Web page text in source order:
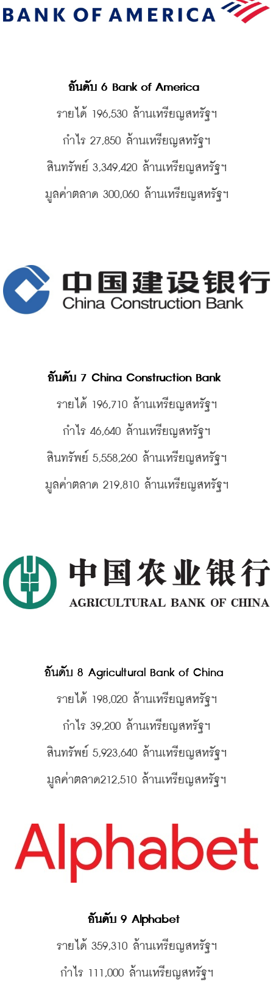
อันดับ 6 Bank of America
รายได้ 196,530 ล้านเหรียญสหรัฐฯ
กำไร 27,850 ล้านเหรียญสหรัฐฯ
สินทรัพย์ 3,349,420 ล้านเหรียญสหรัฐฯ
มูลค่าตลาด 300,060 ล้านเหรียญสหรัฐฯ
อันดับ 7 China Construction Bank
รายได้ 196,710 ล้านเหรียญสหรัฐฯ
กำไร 46,640 ล้านเหรียญสหรัฐฯ
สินทรัพย์ 5,558,260 ล้านเหรียญสหรัฐฯ
มูลค่าตลาด 219,810 ล้านเหรียญสหรัฐฯ
อันดับ 8 Agricultural Bank of China
รายได้ 198,020 ล้านเหรียญสหรัฐฯ
กำไร 39,200 ล้านเหรียญสหรัฐฯ
สินทรัพย์ 5,923,640 ล้านเหรียญสหรัฐฯ
มูลค่าตลาด212,510 ล้านเหรียญสหรัฐฯ
อันดับ 9 Alphabet
รายได้ 359,310 ล้านเหรียญสหรัฐฯ
กำไร 111,000 ล้านเหรียญสหรัฐฯ